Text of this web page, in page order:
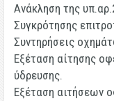
Ανάκληση της
Συγκρότησης
Συντηρήσεις
Εξέταση αίτησης
ύδρευσης.
Εξέταση αιτήσεων